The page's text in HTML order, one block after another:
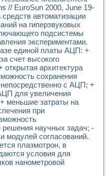
// EuroSun 2000, June 19-
средств автоматизации
на гиперзвуковых
подсистемы
экспериментами.
единой платы АЦП: +
счет высокого
архитектура
сохранения
с АЦП; +
для увеличения
меньшие затраты на
при
научных задач; -
согласований.
плазмотрон, в
условия для
нанометровой